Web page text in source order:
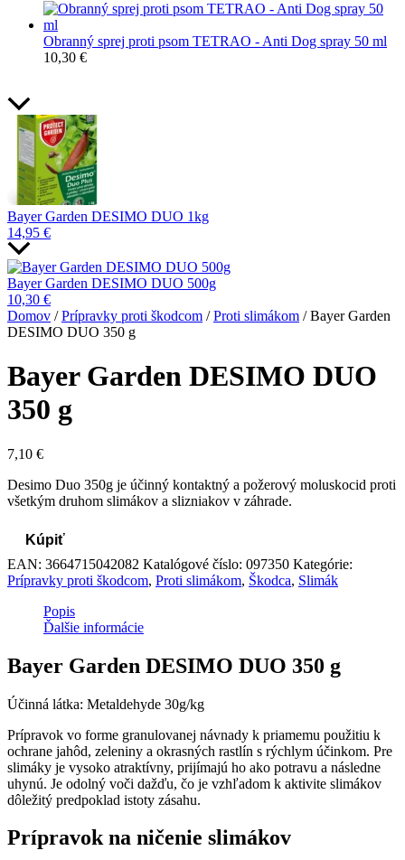
Obranný sprej proti psom TETRAO - Anti Dog spray 50 ml
10,30 €
Bayer Garden DESIMO DUO 1kg
14,95 €
Bayer Garden DESIMO DUO 500g
10,30 €
Domov /Prípravky proti škodcom /Proti slimákom / Bayer Garden
DESIMO DUO 350 g
Bayer Garden DESIMO DUO
350 g
7,10 €
Desimo Duo 350g je účinný kontaktný a požerový moluskocid proti
všetkým druhom slimákov a slizniakov v záhrade.
Kúpiť
EAN: 3664715042082 Katalógové číslo: 097350 Kategórie:
Prípravky proti škodcom, Proti slimákom, Škodca, Slimák
Popis
Ďalšie informácie
Bayer Garden DESIMO DUO 350 g
Účinná látka: Metaldehyde 30g/kg
Prípravok vo forme granulovanej návnady k priamemu použitiu k
ochrane jahôd, zeleniny a okrasných rastlín s rýchlym účinkom. Pre
slimáky je vysoko atraktívny, prijímajú ho ako potravu a následne
uhynú. Je odolný voči dažďu, čo je vzhľadom k aktivite slimákov
dôležitý predpoklad istoty zásahu.
Prípravok na ničenie slimákov